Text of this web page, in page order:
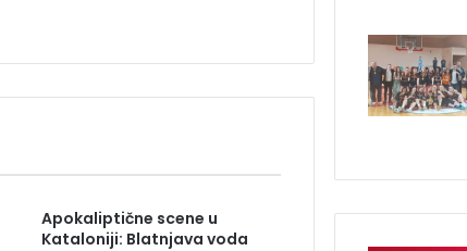
Apokaliptične scene u
Kataloniji: Blatnjava voda